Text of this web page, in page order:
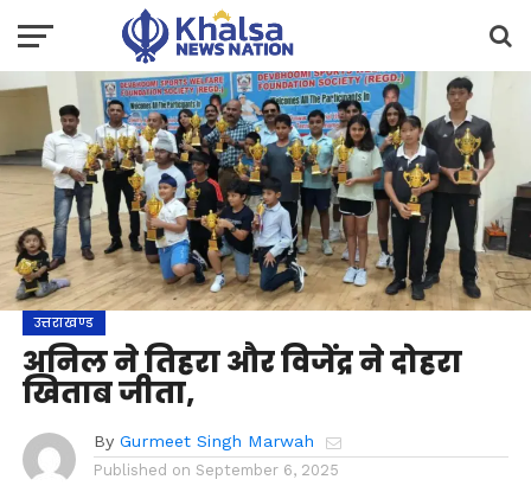
उत्तराखण्ड
अनिल ने तिहरा और विजेंद्र ने दोहरा
खिताब जीता,
By Gurmeet Singh Marwah
Published on September 6, 2025